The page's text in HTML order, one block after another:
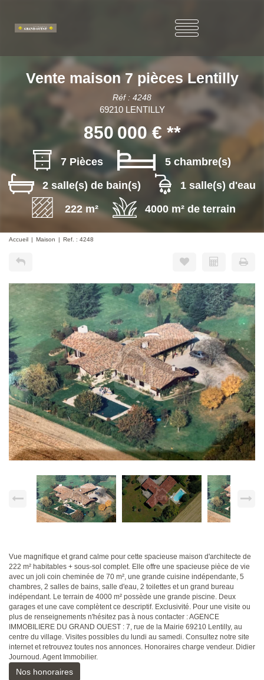
Vente maison 7 pièces Lentilly
Réf : 4248
69210 LENTILLY
850 000 €**
7 Pièces
5 chambre(s)
2 salle(s) de bain(s)
1 salle(s) d'eau
222 m²
4000 m² de terrain
Accueil Maison Ref. : 4248
Vue magnifique et grand calme pour cette spacieuse maison d'architecte de
222 m² habitables + sous-sol complet. Elle offre une spacieuse pièce de vie
avec un joli coin cheminée de 70 m², une grande cuisine indépendante, 5
chambres, 2 salles de bains, salle d'eau, 2 toilettes et un grand bureau
indépendant. Le terrain de 4000 m² possède une grande piscine. Deux
garages et une cave complètent ce descriptif. Exclusivité. Pour une visite ou
plus de renseignements n'hésitez pas à nous contacter : AGENCE
IMMOBILIERE DU GRAND OUEST : 7, rue de la Mairie 69210 Lentilly, au
centre du village. Visites possibles du lundi au samedi. Consultez notre site
internet et retrouvez toutes nos annonces. Honoraires charge vendeur. Didier
Journoud. Agent Immobilier.
Nos honoraires